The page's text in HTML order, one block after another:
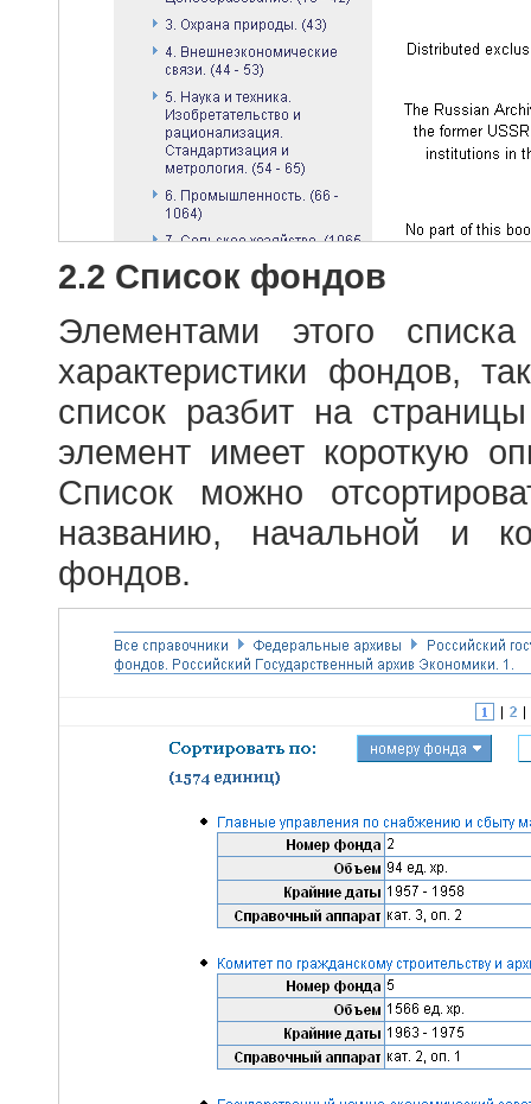
2.2 Список фондов
Элементами этого
характеристики фондов,
список разбит на
элемент имеет короткую
Список можно
названию, начальной и
фондов.